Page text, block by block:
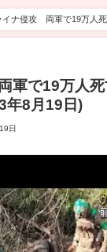
イナ侵攻 両軍で19万人
軍で19万人
年8月19日)
日